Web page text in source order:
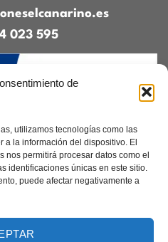
de
utilizamos tecnologías como las
a la información del dispositivo. El
permitirá procesar datos como el
identificaciones únicas en este sitio.
puede afectar negativamente a
023 595
|Devoluciones|
generales